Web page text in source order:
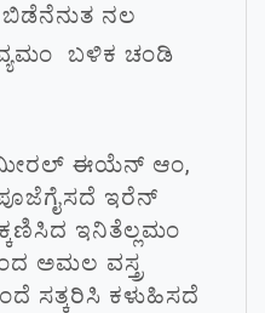
ಬಿಡೆನೆನುತ ನಲ
ಬಳಿಕ ಚಂಡಿ
ಮೀರಲ್ ಈಯೆನ್ ಆಂ,
ಇರೆನ್
ಇನಿತೆಲ್ಲಮಂ
ಅಮಲ ವಸ್ತ್ರ
ಸತ್ಕರಿಸಿ ಕಳುಹಿಸದೆ